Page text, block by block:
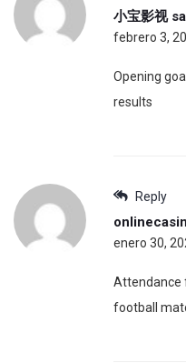
小宝影视
febrero 3,
Opening
results
Reply
enero 30,
Attendance
football